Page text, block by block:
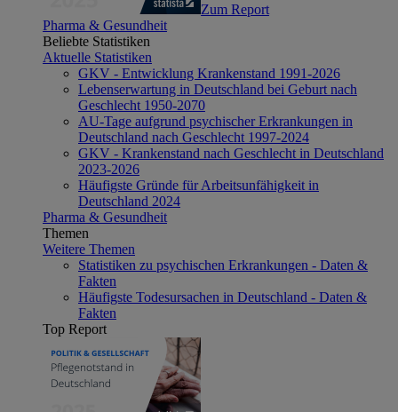
Zum Report
Pharma & Gesundheit
Beliebte Statistiken
Aktuelle Statistiken
GKV - Entwicklung Krankenstand 1991-2026
Lebenserwartung in Deutschland bei Geburt nach
Geschlecht 1950-2070
AU-Tage aufgrund psychischer Erkrankungen in
Deutschland nach Geschlecht 1997-2024
GKV - Krankenstand nach Geschlecht in Deutschland
2023-2026
Häufigste Gründe für Arbeitsunfähigkeit in
Deutschland 2024
Pharma & Gesundheit
Themen
Weitere Themen
Statistiken zu psychischen Erkrankungen - Daten &
Fakten
Häufigste Todesursachen in Deutschland - Daten &
Fakten
Top Report